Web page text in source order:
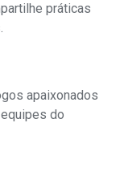
práticas
apaixonados
do